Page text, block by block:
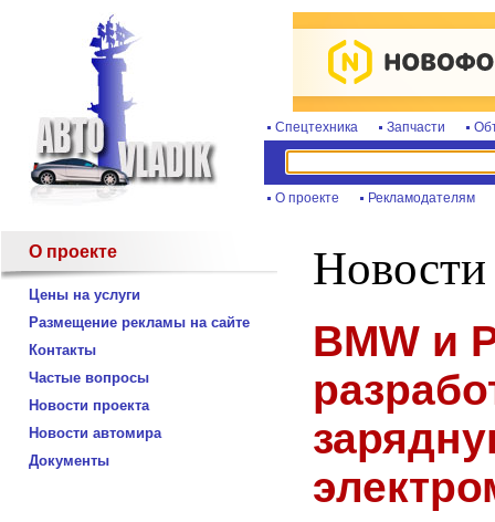
Спецтехника Запчасти
О проекте Рекламодателям
О проекте
Цены на услуги
Размещение рекламы на сайте
Контакты
Частые вопросы
Новости проекта
Новости автомира
Документы
Новости
BMW и